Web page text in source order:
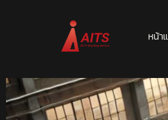
หน้า